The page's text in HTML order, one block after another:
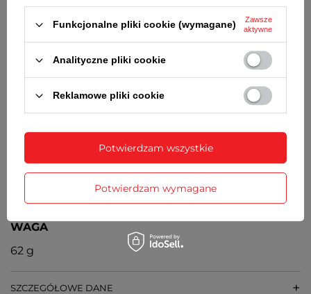
Kwarcowy, japoński
GRUBOŚĆ KOPERTY
SZEROKOŚĆ PASKA
Przy kopercie 20 mm, przy zapięciu 18 mm
WAGA
62 g
SZCZEGÓŁOWE DANE
Funkcjonalne pliki cookie (wymagane)
Zawsze
aktywne
Analityczne pliki cookie
Reklamowe pliki cookie
Potwierdzam wymagane
Potwierdzam wszystkie